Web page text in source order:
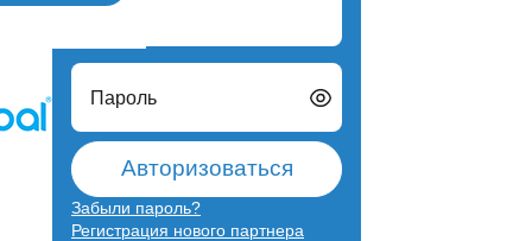
Логин
Пароль
Авторизоваться
Забыли пароль?
Регистрация нового партнера